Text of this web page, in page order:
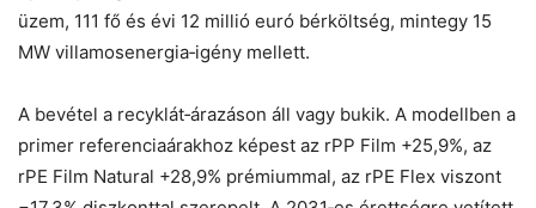
üzem, 111 fő és évi 12 millió euró bérköltség, mintegy 15
MW villamosenergia‑igény mellett.
A bevétel a recyklát‑árazáson áll vagy bukik. A modellben a
primer referenciaárakhoz képest az rPP Film +25,9%, az
rPE Film Natural +28,9% prémiummal, az rPE Flex viszont